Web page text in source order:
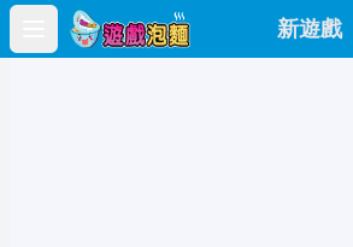
Open main menu
新遊戲